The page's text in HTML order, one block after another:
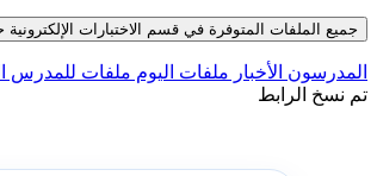
جميع الملفات المتوفرة في قسم الاختبارات الإلكترونية حتى
المدرسون الأخبار ملفات اليوم ملفات للمدرس
تم نسخ الرابط